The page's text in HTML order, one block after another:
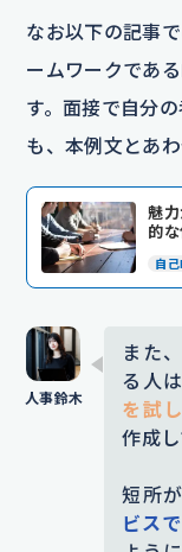
なお以下の記事
ームワークであ
す。面接で自分
も、本例文とあ
魅
的
自己
また
る人は
を試
作成
短所
ビス